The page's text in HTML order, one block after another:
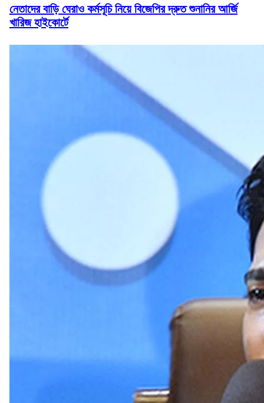
নেতাদের বাড়ি ঘেরাও কর্মসূচি নিয়ে বিজেপির দ্রুত শুনানির আর্জি
খারিজ হাইকোর্টে